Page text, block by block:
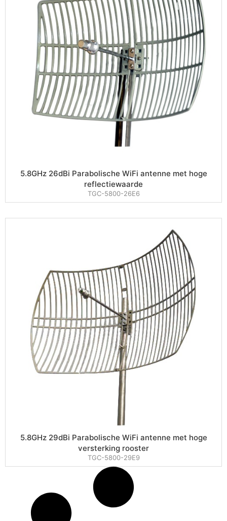
5.8GHz 26dBi Parabolische WiFi antenne met hoge
reflectiewaarde
TGC-5800-26E6
5.8GHz 29dBi Parabolische WiFi antenne met hoge
versterking rooster
TGC-5800-29E9